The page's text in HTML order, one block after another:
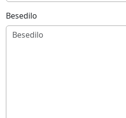
Besedilo